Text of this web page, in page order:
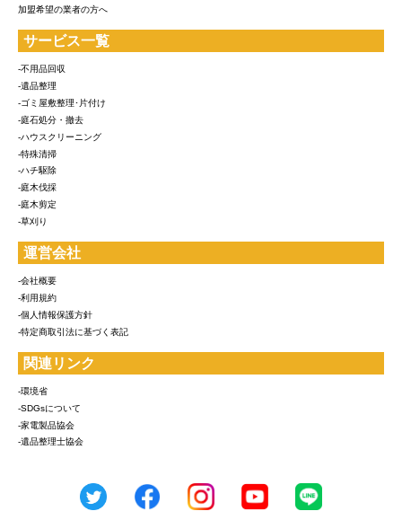
加盟希望の業者の方へ
サービス一覧
-不用品回収
-遺品整理
-ゴミ屋敷整理･片付け
-庭石処分・撤去
-ハウスクリーニング
-特殊清掃
-ハチ駆除
-庭木伐採
-庭木剪定
-草刈り
運営会社
-会社概要
-利用規約
-個人情報保護方針
-特定商取引法に基づく表記
関連リンク
-環境省
-SDGsについて
-家電製品協会
-遺品整理士協会